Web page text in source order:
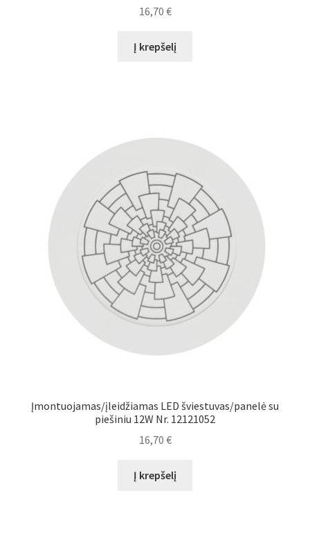
16,70 €
Į krepšelį
Įmontuojamas/įleidžiamas LED šviestuvas/panelė su
piešiniu 12W Nr. 12121052
16,70 €
Į krepšelį